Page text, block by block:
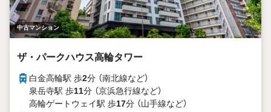
中古マンション
ザ・パークハウス高輪タワー
白金高輪駅 歩2分 （南北線など）
泉岳寺駅 歩11分 （京浜急行線など）
高輪ゲートウェイ駅 歩17分 （山手線など）